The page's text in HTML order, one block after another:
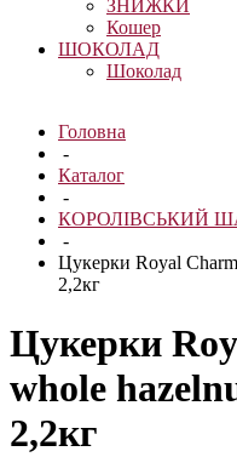
ЗНИЖКИ
Кошер
ШОКОЛАД
Шоколад
Головна
-
Каталог
-
КОРОЛІВСЬКИЙ
-
Цукерки Royal
2,2кг
Цукерки
whole
2,2кг